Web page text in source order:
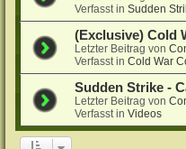
Verfasst inSudden
(Exclusive) Cold
Letzter Beitrag von
Verfasst inCold War
Sudden Strike -
Letzter Beitrag von
Verfasst inVideos